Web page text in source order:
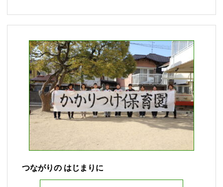
つながりの はじまりに